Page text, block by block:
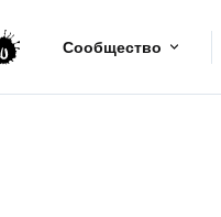
Сообщество